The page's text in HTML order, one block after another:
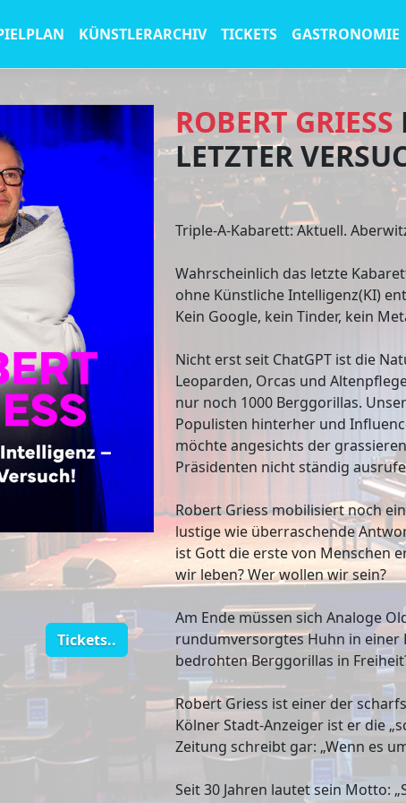
KÜNSTLERARCHIV TICKETS GASTRONOMIE
Tickets..
ROBERT GRIESS
LETZTER
Triple-A-Kabarett: Aktuell.
Wahrscheinlich das letzte
ohne Künstliche Intelligenz(KI)
Kein Google, kein Tinder, kein
Nicht erst seit ChatGPT ist die
Leoparden, Orcas und
nur noch 1000 Berggorillas.
Populisten hinterher und
möchte angesichts der
Präsidenten nicht ständig
Robert Griess mobilisiert noch
lustige wie überraschende
ist Gott die erste von Menschen
wir leben? Wer wollen wir sein?
Am Ende müssen sich Analoge
rundumversorgtes Huhn in einer
bedrohten Berggorillas in
Robert Griess ist einer der
Kölner Stadt-Anzeiger ist er die
Zeitung schreibt gar: „Wenn es
Seit 30 Jahren lautet sein Motto: